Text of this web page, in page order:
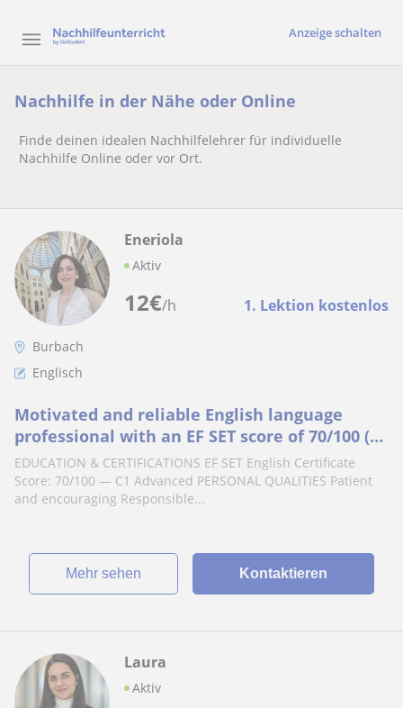
Anzeige schalten
Nachhilfe in der Nähe oder Online
Finde deinen idealen Nachhilfelehrer für individuelle
Nachhilfe Online oder vor Ort.
12€/h 1. Lektion kostenlos
Eneriola
Aktiv
Burbach
Englisch
Motivated and reliable English language
professional with an EF SET score of 70/100 (C1
Advanced). Strong communication skills
EDUCATION & CERTIFICATIONS EF SET English Certificate
Score: 70/100 — C1 Advanced PERSONAL QUALITIES Patient
and encouraging Responsible...
Mehr sehen Kontaktieren
Laura
Aktiv